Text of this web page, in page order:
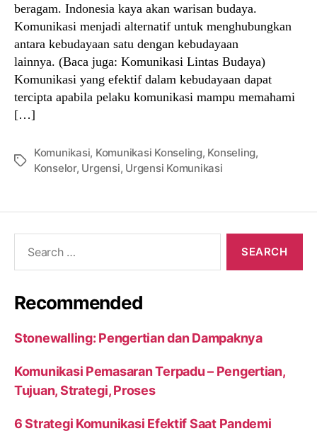
beragam. Indonesia kaya akan warisan budaya.
Komunikasi menjadi alternatif untuk menghubungkan
antara kebudayaan satu dengan kebudayaan
lainnya. (Baca juga: Komunikasi Lintas Budaya)
Komunikasi yang efektif dalam kebudayaan dapat
tercipta apabila pelaku komunikasi mampu memahami
[…]
Tags
Komunikasi, Komunikasi Konseling, Konseling,
Konselor, Urgensi, Urgensi Komunikasi
Recommended
Stonewalling: Pengertian dan Dampaknya
Komunikasi Pemasaran Terpadu – Pengertian,
Tujuan, Strategi, Proses
6 Strategi Komunikasi Efektif Saat Pandemi